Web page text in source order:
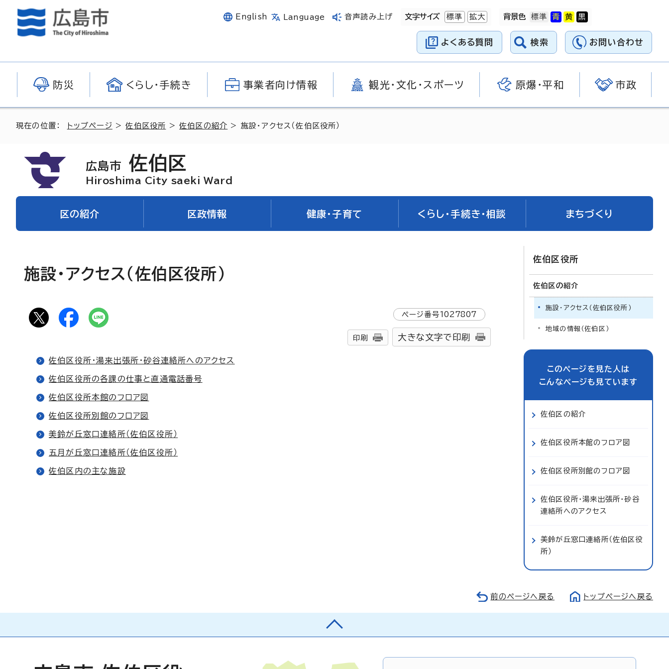
English Language 音声読み上げ 文字サイズ 標準 拡大 背景色
よくある質問 検索 お問い合わせ
防災 くらし・手続き 事業者向け情報 観光・文化・スポーツ 原爆・平和 市政
現在の位置： トップページ >佐伯区役所 >佐伯区の紹介 > 施設・アクセス（佐伯区役所）
広島市 佐伯区
Hiroshima City saeki Ward
区の紹介 区政情報 健康・子育て くらし・手続き・相談 まちづくり
施設・アクセス（佐伯区役所）
ページ番号1027807
印刷 大きな文字で印刷
佐伯区役所・湯来出張所・砂谷連絡所へのアクセス
佐伯区役所の各課の仕事と直通電話番号
佐伯区役所本館のフロア図
佐伯区役所別館のフロア図
美鈴が丘窓口連絡所（佐伯区役所）
五月が丘窓口連絡所（佐伯区役所）
佐伯区内の主な施設
佐伯区役所
佐伯区の紹介
施設・アクセス（佐伯区役所）
地域の情報（佐伯区）
このページを見た人は
こんなページも見ています
佐伯区の紹介
佐伯区役所本館のフロア図
佐伯区役所別館のフロア図
佐伯区役所・湯来出張所・砂谷
連絡所へのアクセス
美鈴が丘窓口連絡所（佐伯区役
所）
前のページへ戻る トップページへ戻る